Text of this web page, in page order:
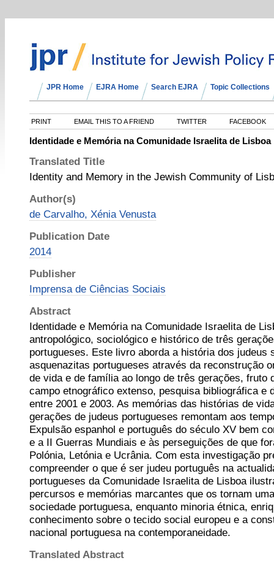
JPR Home EJRA Home Search EJRA Topic Collections
PRINT EMAIL THIS TO A FRIEND TWITTER FACEBOOK
Identidade e Memória na Comunidade Israelita de Lisboa
Translated Title
Identity and Memory in the Jewish Community of
Author(s)
de Carvalho, Xénia Venusta
Publication Date
2014
Publisher
Imprensa de Ciências Sociais
Abstract
Identidade e Memória na Comunidade Israelita de
antropológico, sociológico e histórico de três
portugueses. Este livro aborda a história dos judeus
asquenazitas portugueses através da reconstrução
de vida e de família ao longo de três gerações, fruto
campo etnográfico extenso, pesquisa bibliográfica e
entre 2001 e 2003. As memórias das histórias de
gerações de judeus portugueses remontam aos
Expulsão espanhol e português do século XV bem
e a II Guerras Mundiais e às perseguições de que
Polónia, Letónia e Ucrânia. Com esta investigação
compreender o que é ser judeu português na
portugueses da Comunidade Israelita de Lisboa
percursos e memórias marcantes que os tornam
sociedade portuguesa, enquanto minoria étnica,
conhecimento sobre o tecido social europeu e a
nacional portuguesa na contemporaneidade.
Translated Abstract